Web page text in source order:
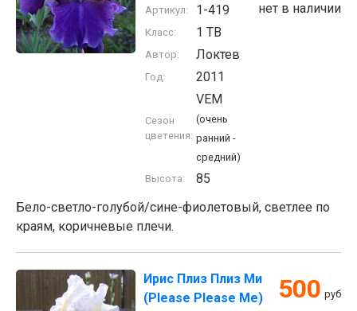
нет в наличии
Артикул: 1-419
Класс: 1 TB
Автор: Локтев
Год: 2011
Сезон
цветения:
VEM
(очень
ранний -
средний)
Высота:
85
Бело-светло-голубой/сине-фиолетовый, светлее по
краям, коричневые плечи.
Ирис Плиз Плиз Ми
(Please Please Me)
500 руб